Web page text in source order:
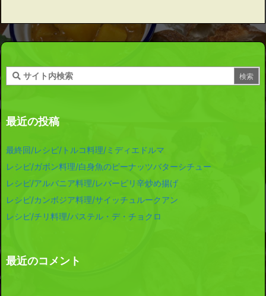
最近の投稿
最終回/レシピ/トルコ料理/ミディエドルマ
レシピ/ガボン料理/白身魚のピーナッツバターシチュー
レシピ/アルバニア料理/レバーピリ辛炒め揚げ
レシピ/カンボジア料理/サイッチュルークアン
レシピ/チリ料理/パステル・デ・チョクロ
最近のコメント